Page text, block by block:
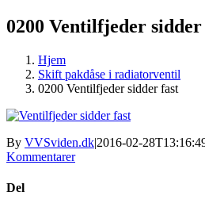
0200 Ventilfjeder
Hjem
Skift pakdåse i radiatorventil
0200 Ventilfjeder sidder fast
By VVSviden.dk|2016-02-
Kommentarer
Del